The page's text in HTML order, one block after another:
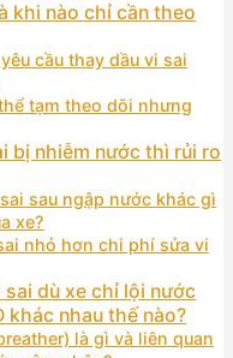
khi nào chỉ cần theo
cầu thay dầu vi sai
tạm theo dõi nhưng
bị nhiễm nước thì rủi ro
sau ngập nước khác gì
xe?
nhỏ hơn chi phí sửa vi
dù xe chỉ lội nước
khác nhau thế nào?
là gì và liên quan